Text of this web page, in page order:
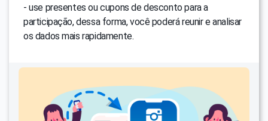
- use presentes ou cupons de desconto para a
participação, dessa forma, você poderá reunir e analisar
os dados mais rapidamente.